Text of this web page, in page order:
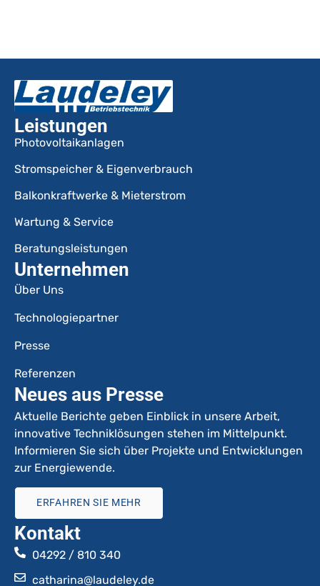
Leistungen
Photovoltaikanlagen
Stromspeicher & Eigenverbrauch
Balkonkraftwerke & Mieterstrom
Wartung & Service
Beratungsleistungen
Unternehmen
Über Uns
Technologiepartner
Presse
Referenzen
Neues aus Presse
Aktuelle Berichte geben Einblick in unsere Arbeit,
innovative Techniklösungen stehen im Mittelpunkt.
Informieren Sie sich über Projekte und Entwicklungen
zur Energiewende.
ERFAHREN SIE MEHR
Kontakt
04292 / 810 340
catharina@laudeley.de